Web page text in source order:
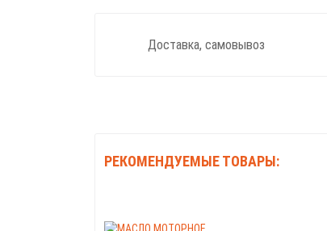
Доставка, самовывоз
РЕКОМЕНДУЕМЫЕ ТОВАРЫ: